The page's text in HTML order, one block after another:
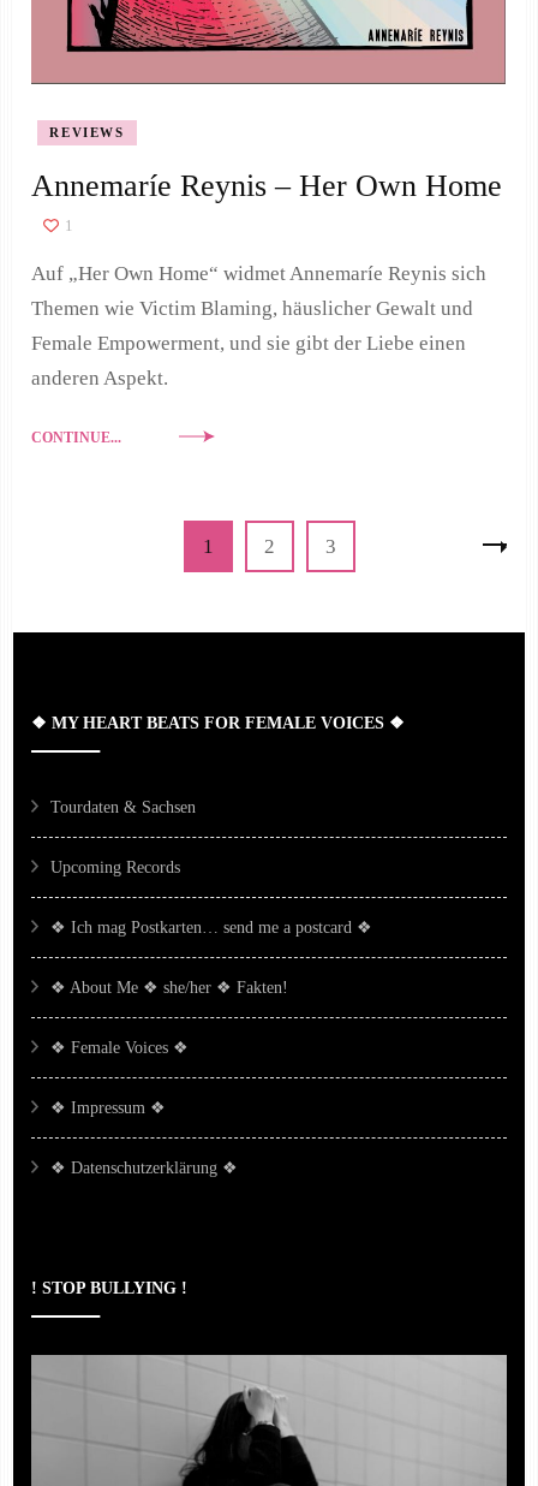
REVIEWS
Annemaríe Reynis – Her Own Home
1
Auf „Her Own Home“ widmet Annemaríe Reynis sich
Themen wie Victim Blaming, häuslicher Gewalt und
Female Empowerment, und sie gibt der Liebe einen
anderen Aspekt.
CONTINUE...
Seitennummerierung
Page
1 Page
2 Page
3
❖ MY HEART BEATS FOR FEMALE VOICES ❖
Tourdaten & Sachsen
Upcoming Records
❖ Ich mag Postkarten… send me a postcard ❖
❖ About Me ❖ she/her ❖ Fakten!
❖ Female Voices ❖
❖ Impressum ❖
❖ Datenschutzerklärung ❖
! STOP BULLYING !